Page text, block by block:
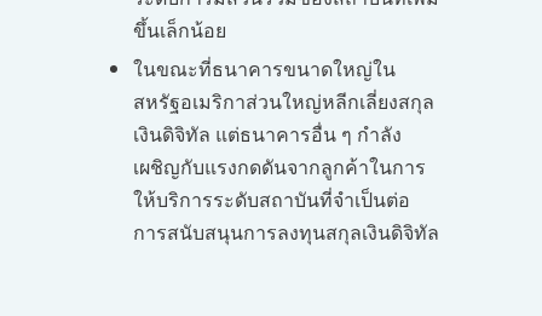
ขึ้นเล็กน้อย
ในขณะที่ธนาคารขนาดใหญ่ใน
สหรัฐอเมริกาส่วนใหญ่หลีกเลี่ยงสกุล
เงินดิจิทัล แต่ธนาคารอื่น ๆ กำลัง
เผชิญกับแรงกดดันจากลูกค้าในการ
ให้บริการระดับสถาบันที่จำเป็นต่อ
การสนับสนุนการลงทุนสกุลเงินดิจิทัล